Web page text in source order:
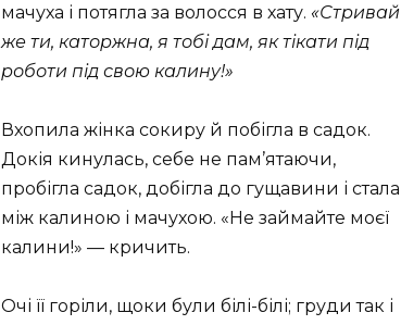
мачуха і потягла за волосся в хату. «Стривай
же ти, каторжна, я тобі дам, як тікати під
роботи під свою калину!»
Вхопила жінка сокиру й побігла в садок.
Докія кинулась, себе не пам’ятаючи,
пробігла садок, добігла до гущавини і стала
між калиною і мачухою. «Не займайте моєї
калини!» — кричить.
Очі її горіли, щоки були білі-білі; груди так і